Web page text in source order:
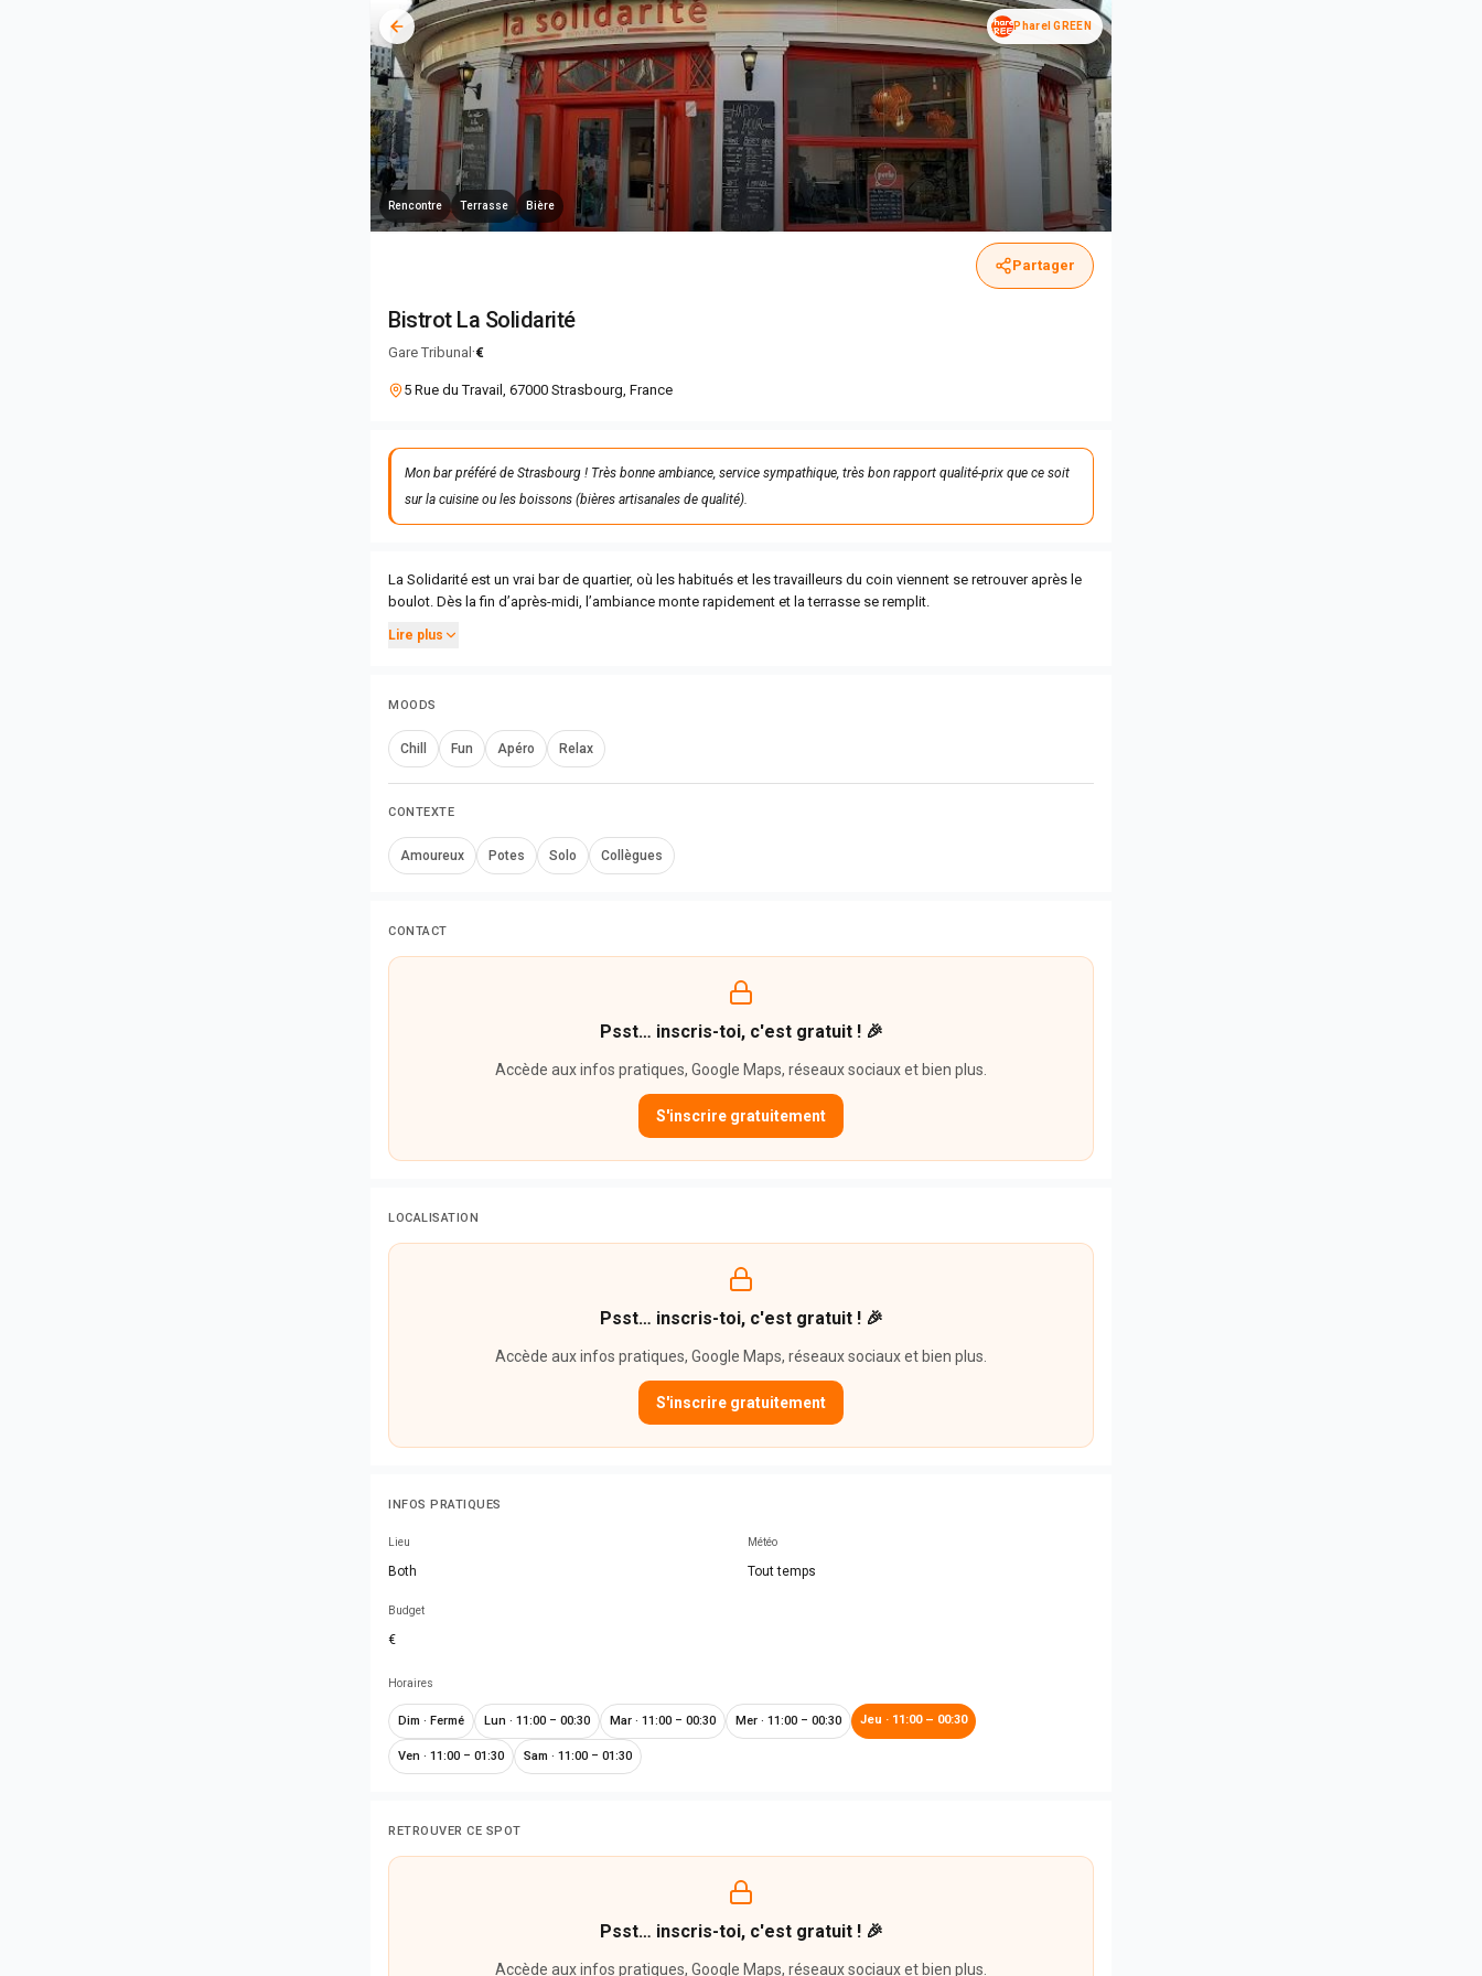
Pharel GREEN
Rencontre Terrasse Bière
Partager
Bistrot La Solidarité
Gare Tribunal ·€
5 Rue du Travail, 67000 Strasbourg, France
Mon bar préféré de Strasbourg ! Très bonne ambiance, service sympathique, très bon rapport qualité-prix que ce soit
sur la cuisine ou les boissons (bières artisanales de qualité).
La Solidarité est un vrai bar de quartier, où les habitués et les travailleurs du coin viennent se retrouver après le
boulot. Dès la fin d’après-midi, l’ambiance monte rapidement et la terrasse se remplit.
Lire plus
MOODS
Chill Fun Apéro Relax
CONTEXTE
Amoureux Potes Solo Collègues
CONTACT
Psst… inscris-toi, c'est gratuit ! 🎉
Accède aux infos pratiques, Google Maps, réseaux sociaux et bien plus.
S'inscrire gratuitement
LOCALISATION
Psst… inscris-toi, c'est gratuit ! 🎉
Accède aux infos pratiques, Google Maps, réseaux sociaux et bien plus.
S'inscrire gratuitement
INFOS PRATIQUES
Lieu
Both
Météo
Tout temps
Budget
€
Horaires
Dim · Fermé Lun · 11:00 – 00:30 Mar · 11:00 – 00:30 Mer · 11:00 – 00:30 Jeu · 11:00 – 00:30
Ven · 11:00 – 01:30 Sam · 11:00 – 01:30
RETROUVER CE SPOT
Psst… inscris-toi, c'est gratuit ! 🎉
Accède aux infos pratiques, Google Maps, réseaux sociaux et bien plus.